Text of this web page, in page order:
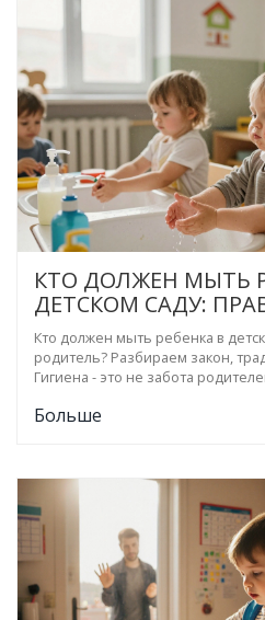
КТО ДОЛЖЕН МЫТЬ
ДЕТСКОМ САДУ:
И
Кто должен мыть ребенка в
родитель? Разбираем закон,
Гигиена - это не забота
за детьми.
Больше